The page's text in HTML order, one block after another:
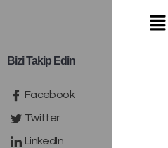
Bizi Takip Edin
Facebook
Twitter
LinkedIn